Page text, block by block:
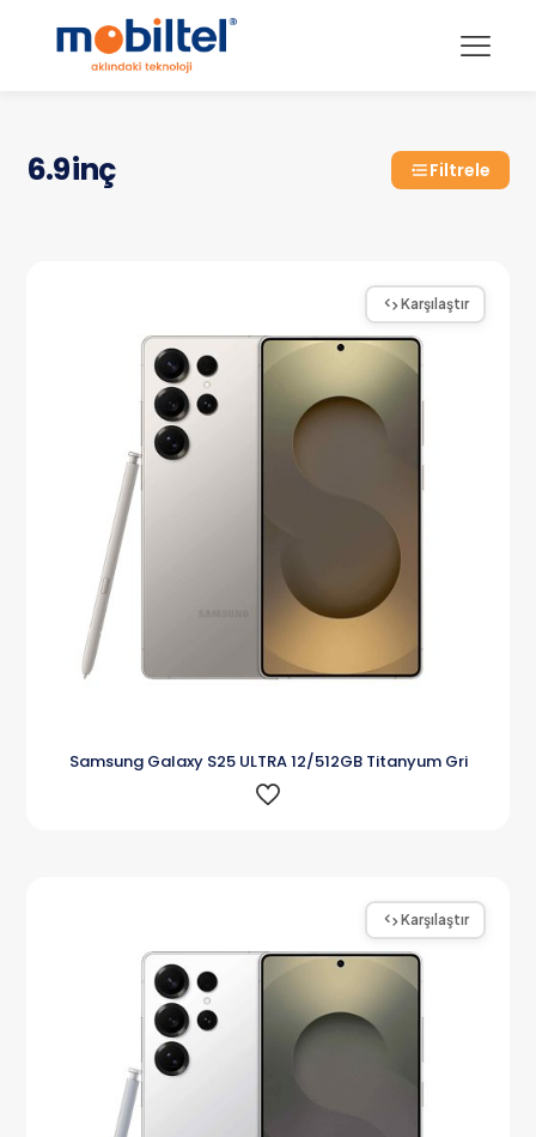
6.9 inç Filtrele
Karşılaştır
Samsung Galaxy S25 ULTRA 12/512GB Titanyum Gri
Karşılaştır